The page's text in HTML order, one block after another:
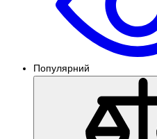
Популярний